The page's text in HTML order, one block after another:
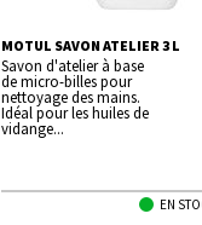
MOTUL SAVON ATELIER 3 L
Savon d'atelier à base
de micro-billes pour
nettoyage des mains.
Idéal pour les huiles de
vidange...
EN